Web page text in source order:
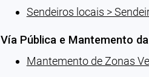
Sendeiros locais >
Vía Pública e Mantemento
Mantemento de Zonas